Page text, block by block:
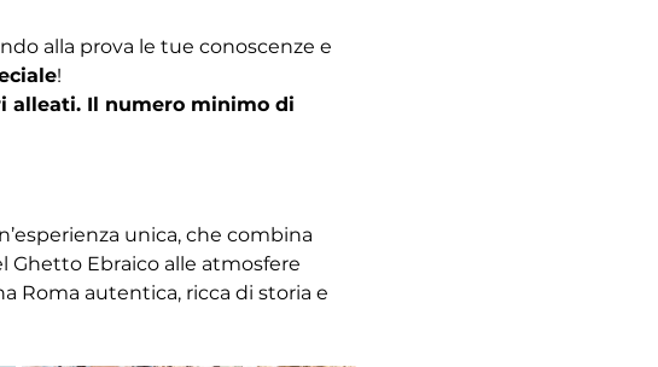
alla prova le tue conoscenze e
!
alleati. Il numero minimo di
unica, che combina
Ghetto Ebraico alle atmosfere
Roma autentica, ricca di storia e